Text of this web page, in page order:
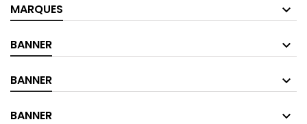
MARQUES
BANNER
BANNER
BANNER